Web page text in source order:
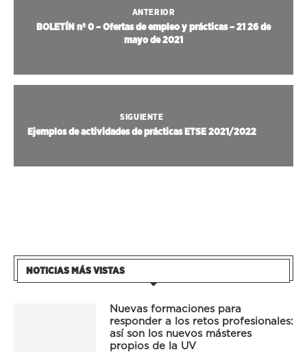
ANTERIOR
BOLETÍN nº 0 – Ofertas de empleo y prácticas – 21 26 de
mayo de 2021
SIGUIENTE
Ejemplos de actividades de prácticas ETSE 2021/2022
NOTICIAS MÁS VISTAS
Nuevas formaciones para
responder a los retos profesionales:
así son los nuevos másteres
propios de la UV